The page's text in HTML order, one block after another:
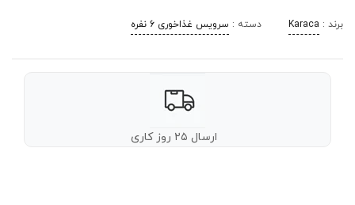
برند : Karaca دسته : سرویس غذاخوری 6 نفره
ارسال ۲۵ روز کاری